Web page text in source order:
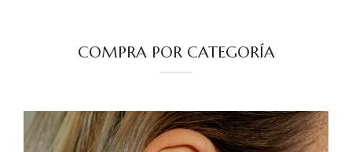
COMPRA POR CATEGORÍA